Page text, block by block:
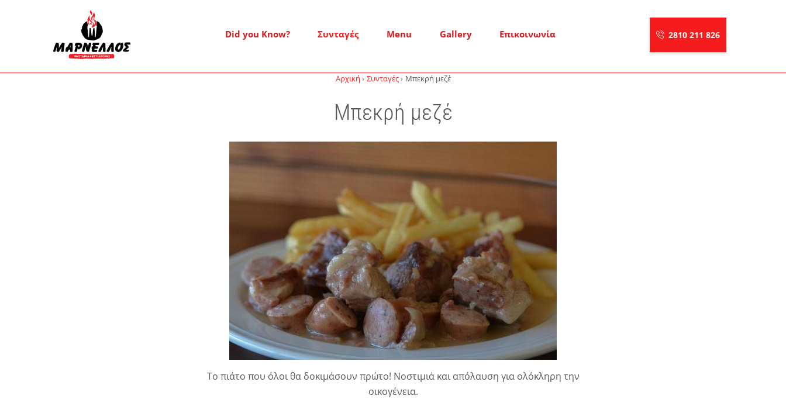
Did you Know? Συνταγές Menu Gallery Επικοινωνία 2810 211 826
Αρχική Συνταγές Μπεκρή μεζέ
Μπεκρή μεζέ
Το πιάτο που όλοι θα δοκιμάσουν πρώτο! Νοστιμιά και απόλαυση για ολόκληρη την
οικογένεια.